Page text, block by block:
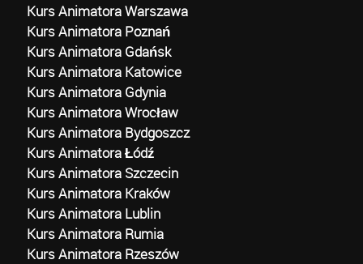
Kurs Animatora Warszawa
Kurs Animatora Poznań
Kurs Animatora Gdańsk
Kurs Animatora Katowice
Kurs Animatora Gdynia
Kurs Animatora Wrocław
Kurs Animatora Bydgoszcz
Kurs Animatora Łódź
Kurs Animatora Szczecin
Kurs Animatora Kraków
Kurs Animatora Lublin
Kurs Animatora Rumia
Kurs Animatora Rzeszów